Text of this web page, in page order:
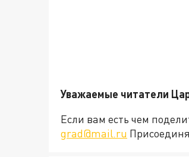
Уважаемые читатели
Если вам есть чем
grad@mail.ru